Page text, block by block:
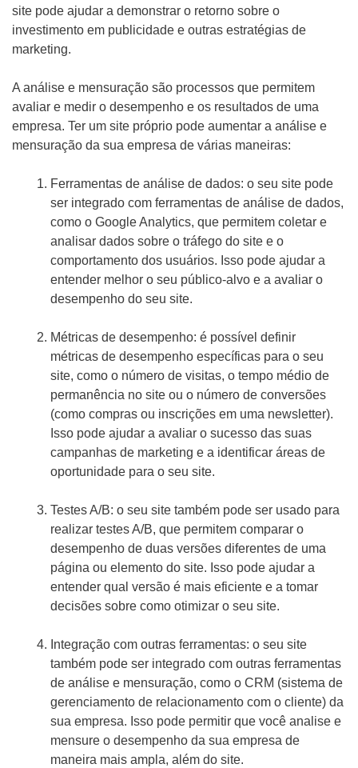
site pode ajudar a demonstrar o retorno sobre o
investimento em publicidade e outras estratégias de
marketing.
A análise e mensuração são processos que permitem
avaliar e medir o desempenho e os resultados de uma
empresa. Ter um site próprio pode aumentar a análise e
mensuração da sua empresa de várias maneiras:
Ferramentas de análise de dados: o seu site pode
ser integrado com ferramentas de análise de dados,
como o Google Analytics, que permitem coletar e
analisar dados sobre o tráfego do site e o
comportamento dos usuários. Isso pode ajudar a
entender melhor o seu público-alvo e a avaliar o
desempenho do seu site.
Métricas de desempenho: é possível definir
métricas de desempenho específicas para o seu
site, como o número de visitas, o tempo médio de
permanência no site ou o número de conversões
(como compras ou inscrições em uma newsletter).
Isso pode ajudar a avaliar o sucesso das suas
campanhas de marketing e a identificar áreas de
oportunidade para o seu site.
Testes A/B: o seu site também pode ser usado para
realizar testes A/B, que permitem comparar o
desempenho de duas versões diferentes de uma
página ou elemento do site. Isso pode ajudar a
entender qual versão é mais eficiente e a tomar
decisões sobre como otimizar o seu site.
Integração com outras ferramentas: o seu site
também pode ser integrado com outras ferramentas
de análise e mensuração, como o CRM (sistema de
gerenciamento de relacionamento com o cliente) da
sua empresa. Isso pode permitir que você analise e
mensure o desempenho da sua empresa de
maneira mais ampla, além do site.